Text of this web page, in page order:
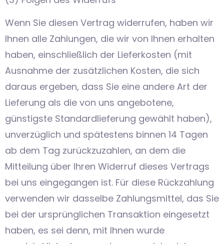
Wenn Sie diesen Vertrag widerrufen, haben wir
Ihnen alle Zahlungen, die wir von Ihnen erhalten
haben, einschließlich der Lieferkosten (mit
Ausnahme der zusätzlichen Kosten, die sich
daraus ergeben, dass Sie eine andere Art der
Lieferung als die von uns angebotene,
günstigste Standardlieferung gewählt haben),
unverzüglich und spätestens binnen 14 Tagen
ab dem Tag zurückzuzahlen, an dem die
Mitteilung über Ihren Widerruf dieses Vertrags
bei uns eingegangen ist. Für diese Rückzahlung
verwenden wir dasselbe Zahlungsmittel, das Sie
bei der ursprünglichen Transaktion eingesetzt
haben, es sei denn, mit Ihnen wurde